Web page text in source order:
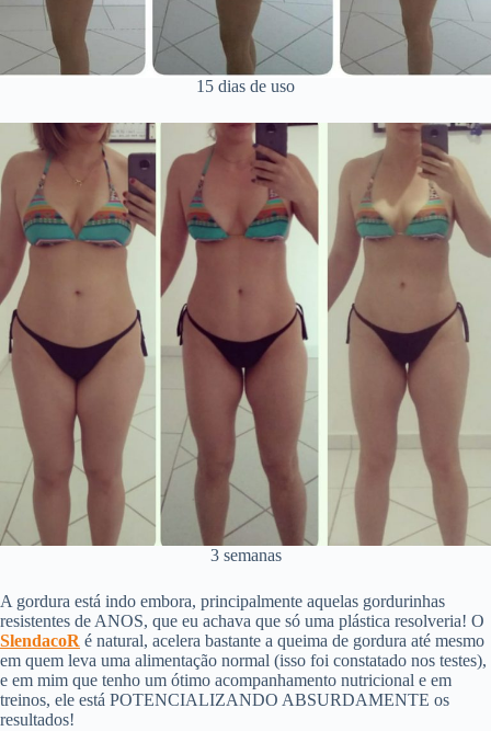
15 dias de uso
3 semanas
A gordura está indo embora, principalmente aquelas gordurinhas
resistentes de ANOS, que eu achava que só uma plástica resolveria! O
SlendacoR é natural, acelera bastante a queima de gordura até mesmo
em quem leva uma alimentação normal (isso foi constatado nos testes),
e em mim que tenho um ótimo acompanhamento nutricional e em
treinos, ele está POTENCIALIZANDO ABSURDAMENTE os
resultados!